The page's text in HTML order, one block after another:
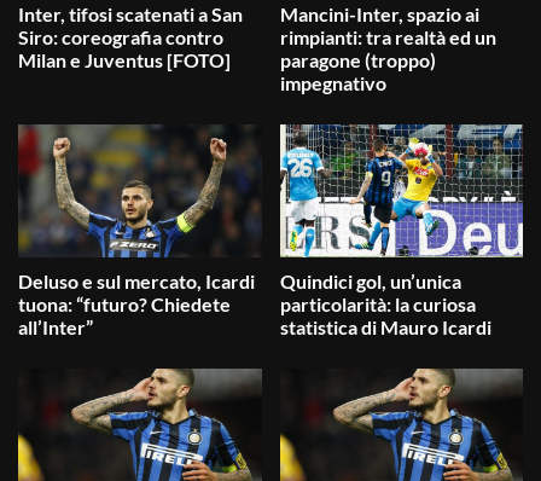
Inter, tifosi scatenati a San
Siro: coreografia contro
Milan e Juventus [FOTO]
Mancini-Inter, spazio ai
rimpianti: tra realtà ed un
paragone (troppo)
impegnativo
Deluso e sul mercato, Icardi
tuona: “futuro? Chiedete
all’Inter”
Quindici gol, un’unica
particolarità: la curiosa
statistica di Mauro Icardi